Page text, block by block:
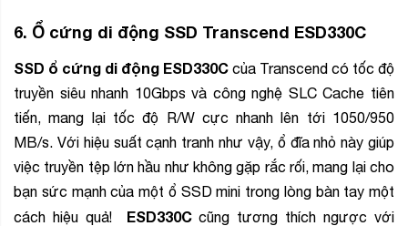
6. Ổ cứng di động SSD Transcend ESD330C
SSD ổ cứng di động ESD330C của Transcend có tốc độ
truyền siêu nhanh 10Gbps và công nghệ SLC Cache tiên
tiến, mang lại tốc độ R/W cực nhanh lên tới 1050/950
MB/s. Với hiệu suất cạnh tranh như vậy, ổ đĩa nhỏ này giúp
việc truyền tệp lớn hầu như không gặp rắc rối, mang lại cho
bạn sức mạnh của một ổ SSD mini trong lòng bàn tay một
cách hiệu quả!
ESD330C cũng tương thích ngược với